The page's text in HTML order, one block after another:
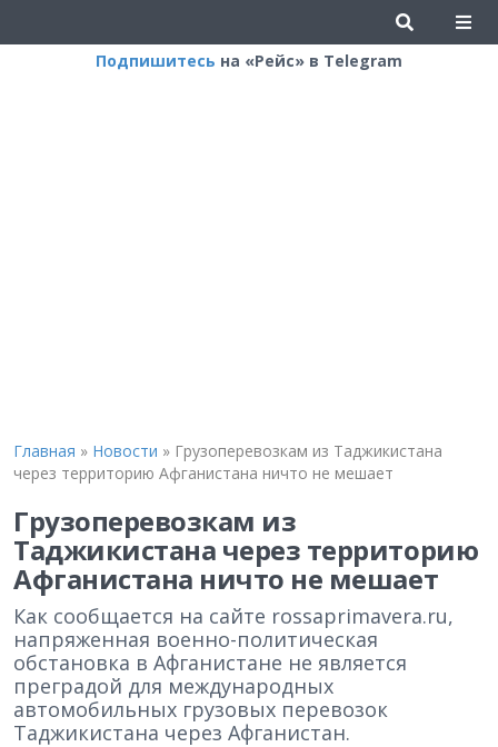
Подпишитесь на «Рейс» в Telegram
Главная » Новости » Грузоперевозкам из Таджикистана
через территорию Афганистана ничто не мешает
Грузоперевозкам из
Таджикистана через территорию
Афганистана ничто не мешает
Как сообщается на сайте rossaprimavera.ru,
напряженная военно-политическая
обстановка в Афганистане не является
преградой для международных
автомобильных грузовых перевозок
Таджикистана через Афганистан.